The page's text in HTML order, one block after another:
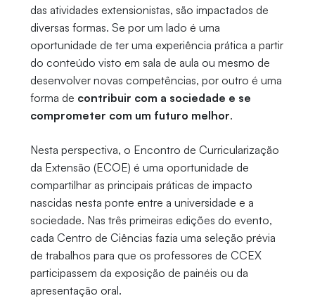
das atividades extensionistas, são impactados de
diversas formas. Se por um lado é uma
oportunidade de ter uma experiência prática a partir
do conteúdo visto em sala de aula ou mesmo de
desenvolver novas competências, por outro é uma
forma de contribuir com a sociedade e se
comprometer com um futuro melhor.
Nesta perspectiva, o Encontro de Curricularização
da Extensão (ECOE) é uma oportunidade de
compartilhar as principais práticas de impacto
nascidas nesta ponte entre a universidade e a
sociedade. Nas três primeiras edições do evento,
cada Centro de Ciências fazia uma seleção prévia
de trabalhos para que os professores de CCEX
participassem da exposição de painéis ou da
apresentação oral.